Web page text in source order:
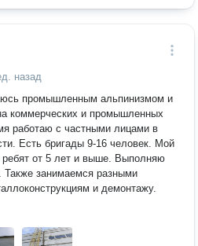
назад
промышленным альпинизмом и
коммерческих и промышленных
работаю с частными лицами в
Есть бригады 9-16 человек. Мой
от 5 лет и выше. Выполняю
Также занимаемся разными
и демонтажу.